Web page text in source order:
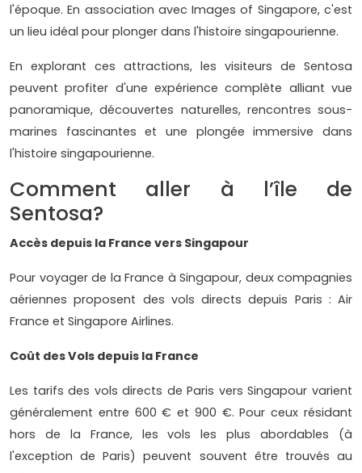
l'époque. En association avec Images of Singapore, c'est
un lieu idéal pour plonger dans l'histoire singapourienne.
En explorant ces attractions, les visiteurs de Sentosa
peuvent profiter d'une expérience complète alliant vue
panoramique, découvertes naturelles, rencontres sous-
marines fascinantes et une plongée immersive dans
l'histoire singapourienne.
Comment aller à l’île de
Sentosa?
Accès depuis la France vers Singapour
Pour voyager de la France à Singapour, deux compagnies
aériennes proposent des vols directs depuis Paris : Air
France et Singapore Airlines.
Coût des Vols depuis la France
Les tarifs des vols directs de Paris vers Singapour varient
généralement entre 600 € et 900 €. Pour ceux résidant
hors de la France, les vols les plus abordables (à
l'exception de Paris) peuvent souvent être trouvés au